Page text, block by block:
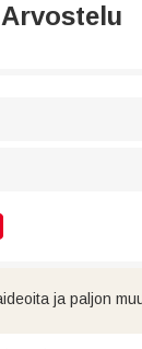
Arvostelu
ja paljon